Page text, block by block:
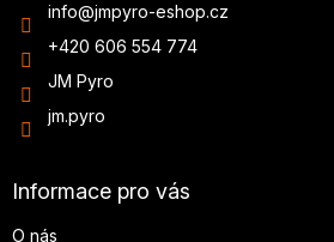
info@jmpyro-eshop.cz
+420 606 554 774
JM Pyro
jm.pyro
Informace pro vás
O nás